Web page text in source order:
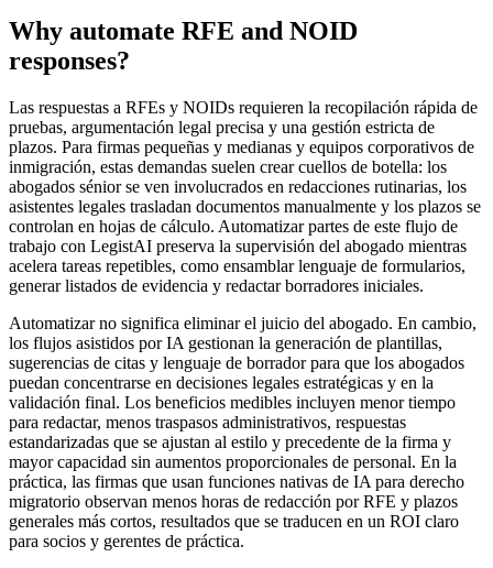
Why automate RFE and NOID
responses?
Las respuestas a RFEs y NOIDs requieren la recopilación rápida de
pruebas, argumentación legal precisa y una gestión estricta de
plazos. Para firmas pequeñas y medianas y equipos corporativos de
inmigración, estas demandas suelen crear cuellos de botella: los
abogados sénior se ven involucrados en redacciones rutinarias, los
asistentes legales trasladan documentos manualmente y los plazos se
controlan en hojas de cálculo. Automatizar partes de este flujo de
trabajo con LegistAI preserva la supervisión del abogado mientras
acelera tareas repetibles, como ensamblar lenguaje de formularios,
generar listados de evidencia y redactar borradores iniciales.
Automatizar no significa eliminar el juicio del abogado. En cambio,
los flujos asistidos por IA gestionan la generación de plantillas,
sugerencias de citas y lenguaje de borrador para que los abogados
puedan concentrarse en decisiones legales estratégicas y en la
validación final. Los beneficios medibles incluyen menor tiempo
para redactar, menos traspasos administrativos, respuestas
estandarizadas que se ajustan al estilo y precedente de la firma y
mayor capacidad sin aumentos proporcionales de personal. En la
práctica, las firmas que usan funciones nativas de IA para derecho
migratorio observan menos horas de redacción por RFE y plazos
generales más cortos, resultados que se traducen en un ROI claro
para socios y gerentes de práctica.